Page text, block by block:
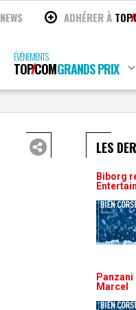
NEWS ADHÉRER À TOP
ÉVÉNEMENTS
TOPCOMGRANDS PRIX
LES
Biborg
Marcel